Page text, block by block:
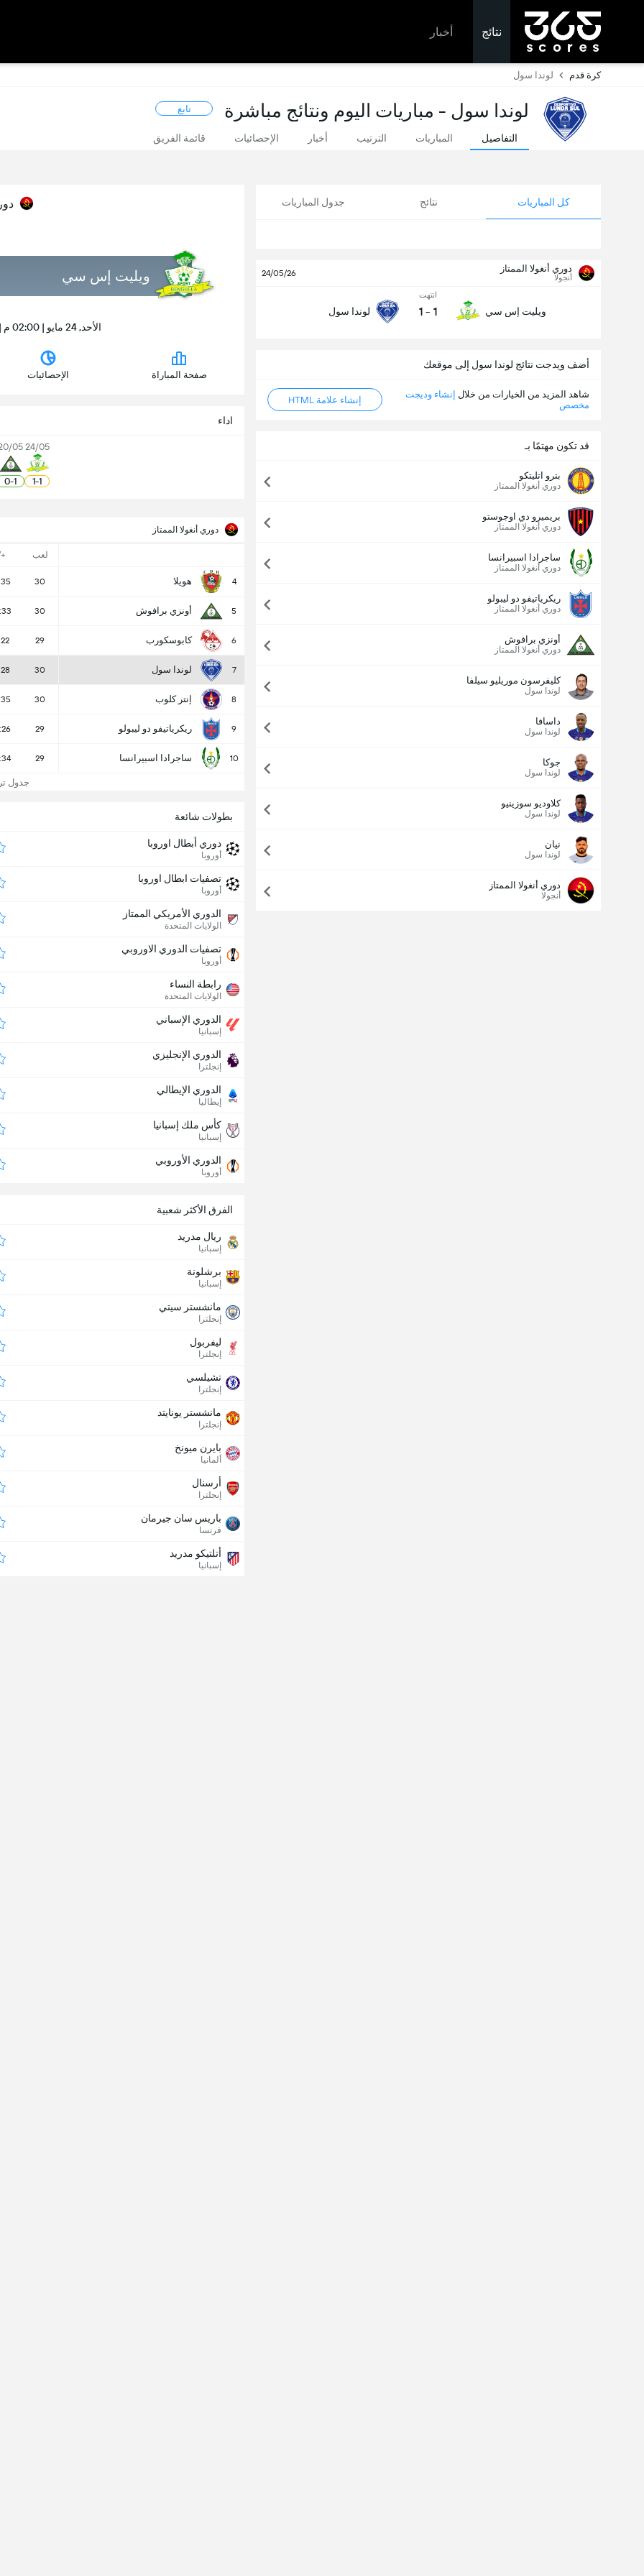
نتائج أخبار
كرة قدم لوندا سول
لوندا سول - مباريات اليوم ونتائج مباشرة تابع
التفاصيل المباريات الترتيب أخبار الإحصائيات قائمة الفريق
كل المباريات نتائج جدول المباريات
دوري أنغولا الممتاز
أنجولا 24/05/26
ويليت إس سي
انتهت
1
-
1 لوندا سول
أضف ويدجت نتائج لوندا سول إلى موقعك
شاهد المزيد من الخيارات من خلال إنشاء وديجت
مخصص
إنشاء علامة HTML
قد تكون مهتمًا بـ
بترو اتليتكو
دوري أنغولا الممتاز
بريميرو دي اوجوستو
دوري أنغولا الممتاز
ساجرادا اسبيرانسا
دوري أنغولا الممتاز
ريكرياتيفو دو ليبولو
دوري أنغولا الممتاز
أونزي برافوش
دوري أنغولا الممتاز
كليفرسون موريليو سيلفا
لوندا سول
داسافا
لوندا سول
جوكا
لوندا سول
كلاوديو سوزينيو
لوندا سول
نيان
لوندا سول
دوري أنغولا الممتاز
أنجولا
ويليت إس سي
الأحد, 24 مايو | 02:00 م | Estádio Nacional de OMBAKA
صفحة المباراة الإحصائيات
اداء
24/05
1
-
1
05
1
-
0
دوري أنغولا الممتاز
لعب
4 هويلا 30
5 أونزي برافوش 30
6 كابوسكورب 29
7 لوندا سول 30
8 إنتر كلوب 30
9 ريكرياتيفو دو ليبولو 29
10 ساجرادا اسبيرانسا 29
جدول
بطولات شائعة
دوري أبطال اوروبا
أوروبا
تصفيات ابطال اوروبا
أوروبا
الدوري الأمريكي الممتاز
الولايات المتحدة
تصفيات الدوري الاوروبي
أوروبا
رابطة النساء
الولايات المتحدة
الدوري الإسباني
إسبانيا
الدوري الإنجليزي
إنجلترا
الدوري الإيطالي
إيطاليا
كأس ملك إسبانيا
إسبانيا
الدوري الأوروبي
أوروبا
الفرق الأكثر شعبية
ريال مدريد
إسبانيا
برشلونة
إسبانيا
مانشستر سيتي
إنجلترا
ليفربول
إنجلترا
تشيلسي
إنجلترا
مانشستر يونايتد
إنجلترا
بايرن ميونخ
ألمانيا
أرسنال
إنجلترا
باريس سان جيرمان
فرنسا
أتلتيكو مدريد
إسبانيا